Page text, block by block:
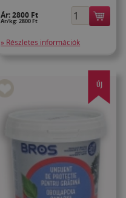
Ár:2800 Ft
Ár/kg: 2800 Ft
» Részletes információk
ÚJ